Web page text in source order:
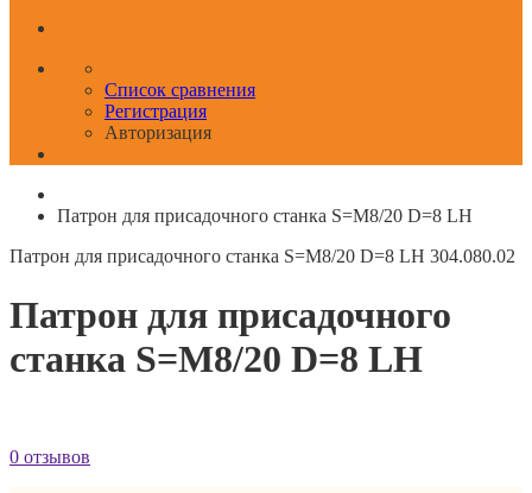
Список сравнения
Регистрация
Авторизация
Патрон для присадочного станка S=M8/20 D=8 LH
Патрон для присадочного станка S=M8/20 D=8 LH 304.080.02
Патрон для присадочного
станка S=M8/20 D=8 LH
0 отзывов